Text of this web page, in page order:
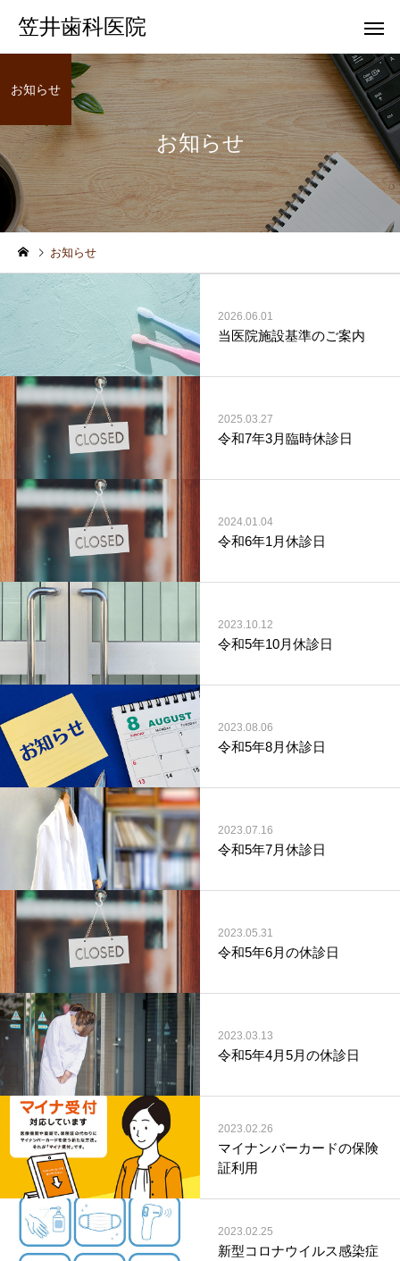
笠井歯科医院
一般歯科 歯科健
お知らせ
お知らせ
お知らせ
2026.06.01
当医院施設基準のご案内
2025.03.27
令和7年3月臨時休診日
2024.01.04
令和6年1月休診日
2023.10.12
令和5年10月休診日
2023.08.06
令和5年8月休診日
2023.07.16
令和5年7月休診日
2023.05.31
令和5年6月の休診日
2023.03.13
令和5年4月5月の休診日
2023.02.26
マイナンバーカードの保険
証利用
2023.02.25
新型コロナウイルス感染症